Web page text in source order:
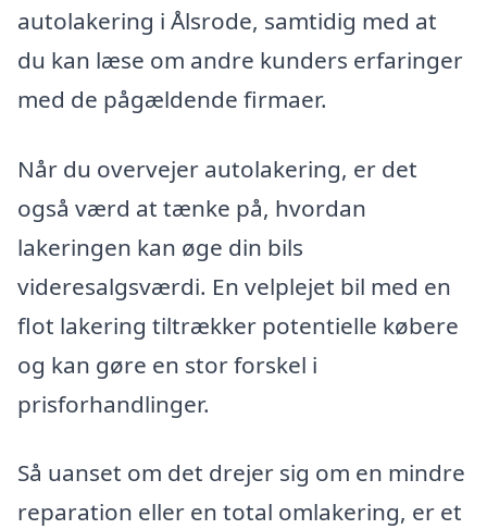
autolakering i Ålsrode, samtidig med at
du kan læse om andre kunders erfaringer
med de pågældende firmaer.
Når du overvejer autolakering, er det
også værd at tænke på, hvordan
lakeringen kan øge din bils
videresalgsværdi. En velplejet bil med en
flot lakering tiltrækker potentielle købere
og kan gøre en stor forskel i
prisforhandlinger.
Så uanset om det drejer sig om en mindre
reparation eller en total omlakering, er et